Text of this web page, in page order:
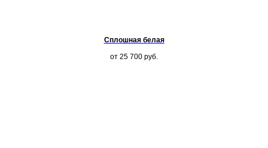
Сплошная белая
от 25 700 руб.